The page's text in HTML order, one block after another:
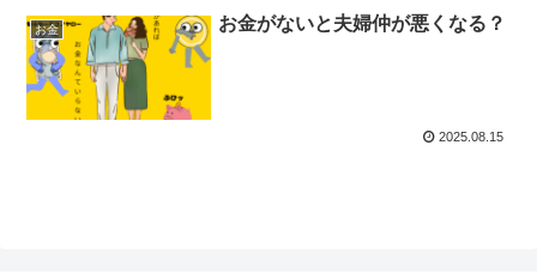
お金 お金がないと夫婦仲が悪くなる？
2025.08.15